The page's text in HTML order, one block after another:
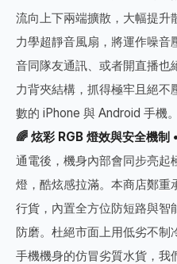
流向上下兩端擴散，大幅提升
力學超靜音風扇，將運作噪
音同隊友通訊、或者開直播也
力背夾結構，抓得極牢且絕不
數的 iPhone 與 Android 手機。
🌈 炫彩 RGB 燈效與安全機
通電後，機身內部會同步亮起
燈，酷炫感拉滿。本商店鄭重
行貨，內置全方位防短路與智
防磨。杜絕市面上用低劣不制
手機機身的仿冒劣質水貨，我